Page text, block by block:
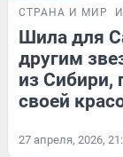
СТРАНА И МИР
Шила для
другим
из Сибири,
своей
27 апреля, 2026,